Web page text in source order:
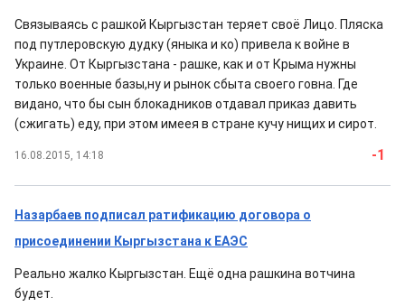
Связываясь с рашкой Кыргызстан теряет своё Лицо. Пляска
под путлеровскую дудку (яныка и ко) привела к войне в
Украине. От Кыргызстана - рашке, как и от Крыма нужны
только военные базы,ну и рынок сбыта своего говна. Где
видано, что бы сын блокадников отдавал приказ давить
(сжигать) еду, при этом имеея в стране кучу нищих и сирот.
16.08.2015, 14:18 -1
Назарбаев подписал ратификацию договора о
присоединении Кыргызстана к ЕАЭС
Реально жалко Кыргызстан. Ещё одна рашкина вотчина
будет.